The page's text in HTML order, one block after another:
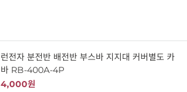
런전자 분전반 배전반 부스바 지지대 커버별도 카
바 RB-400A-4P
4,000원